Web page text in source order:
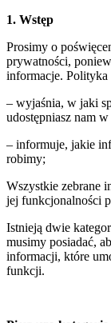
1. Wstęp
Prosimy o
prywatności,
informacje. Polityka
– wyjaśnia, w jaki
udostępniasz nam w
– informuje, jakie
robimy;
Wszystkie zebrane
jej funkcjonalności
Istnieją dwie
musimy posiadać,
informacji, które
funkcji.